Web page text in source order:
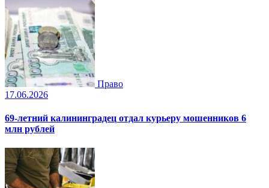
Право
17.06.2026
69-летний калининградец отдал курьеру мошенников 6
млн рублей